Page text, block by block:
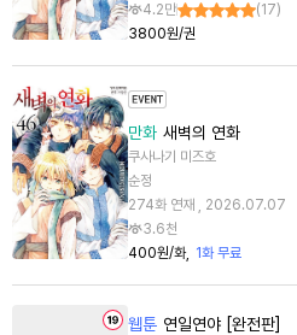
4.2만
(17)
3800원/권
만화 새벽의 연화
쿠사나기 미즈호
순정
274화 연재 , 2026.07.07
3.6천
400원/화
1화 무료
웹툰 연일연야 [완전판]